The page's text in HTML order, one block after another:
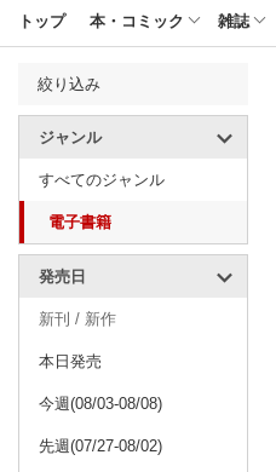
トップ 本・コミック 雑誌
絞り込み
ジャンル
すべてのジャンル
電子書籍
発売日
新刊 / 新作
本日発売
今週(08/03-08/08)
先週(07/27-08/02)